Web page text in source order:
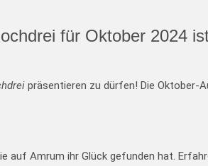
für Oktober 2024
präsentieren zu dürfen! Die Oktober-
auf Amrum ihr Glück gefunden hat.